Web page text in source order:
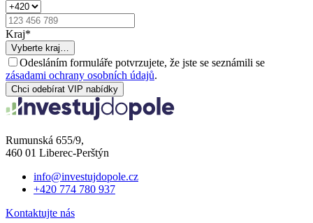
Kraj*
Vyberte kraj…
Odesláním formuláře potvrzujete, že jste se seznámili se
zásadami ochrany osobních údajů.
Chci odebírat VIP nabídky
Rumunská 655/9,
460 01 Liberec-Perštýn
info@investujdopole.cz
+420 774 780 937
Kontaktujte nás